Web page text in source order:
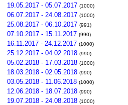
19.05.2017 - 05.07.2017 (1000)
06.07.2017 - 24.08.2017 (1000)
25.08.2017 - 06.10.2017 (991)
07.10.2017 - 15.11.2017 (990)
16.11.2017 - 24.12.2017 (1000)
25.12.2017 - 04.02.2018 (990)
05.02.2018 - 17.03.2018 (1000)
18.03.2018 - 02.05.2018 (990)
03.05.2018 - 11.06.2018 (1000)
12.06.2018 - 18.07.2018 (990)
19.07.2018 - 24.08.2018 (1000)